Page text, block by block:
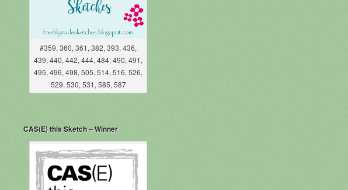
#359, 360, 361, 382, 393, 436,
439, 440, 442, 444, 484, 490, 491,
495, 496, 498, 505, 514, 516, 526,
529, 530, 531, 585, 587
CAS(E) this Sketch – Winner